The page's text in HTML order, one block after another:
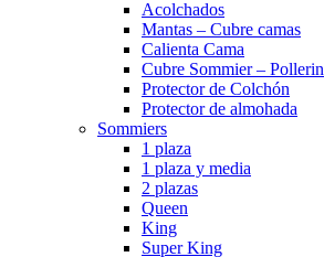
Acolchados
Mantas – Cubre camas
Calienta Cama
Cubre Sommier – Pollerin
Protector de Colchón
Protector de almohada
Sommiers
1 plaza
1 plaza y media
2 plazas
Queen
King
Super King